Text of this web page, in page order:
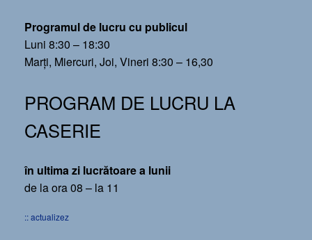
Programul de lucru cu publicul
Luni 8:30 – 18:30
Marți, Miercuri, Joi, Vineri 8:30 – 16,30
PROGRAM DE LUCRU LA
CASERIE
în ultima zi lucrătoare a lunii
de la ora 08 – la 11
:: actualizez